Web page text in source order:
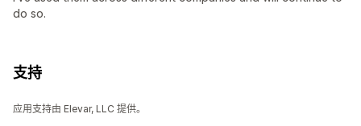
do so.
支持
应用支持由 Elevar, LLC 提供。